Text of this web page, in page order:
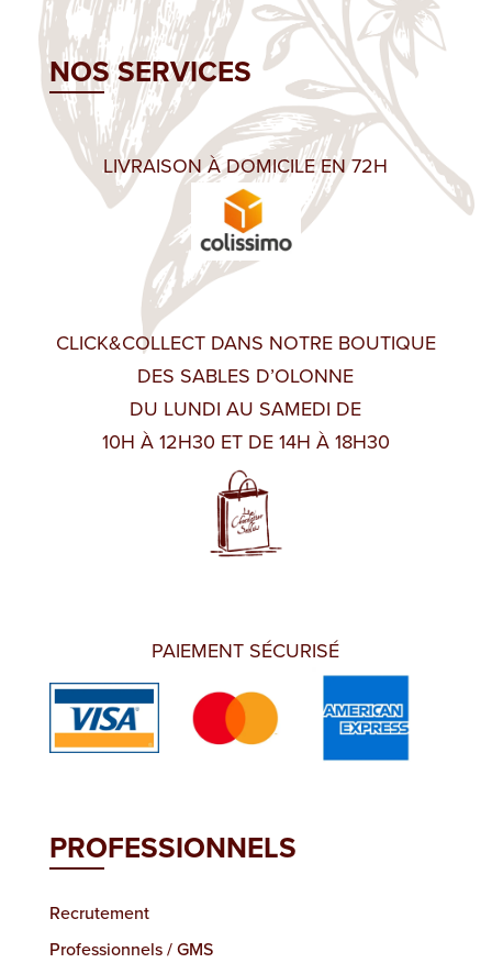
NOS SERVICES
LIVRAISON À DOMICILE EN 72H
CLICK&COLLECT DANS NOTRE BOUTIQUE
DES SABLES D’OLONNE
DU LUNDI AU SAMEDI DE
10H À 12H30 ET DE 14H À 18H30
PAIEMENT SÉCURISÉ
PROFESSIONNELS
Recrutement
Professionnels / GMS